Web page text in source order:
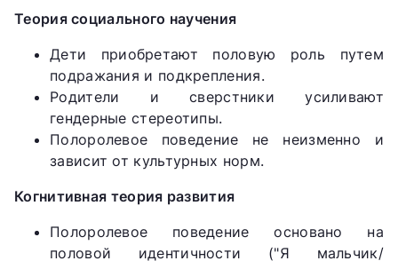
Теория социального научения
Дети приобретают половую роль путем
подражания и подкрепления.
Родители и сверстники усиливают
гендерные стереотипы.
Полоролевое поведение не неизменно и
зависит от культурных норм.
Когнитивная теория развития
Полоролевое поведение основано на
половой идентичности ("Я мальчик/